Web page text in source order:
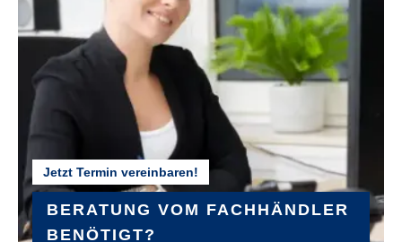
Jetzt Termin vereinbaren!
BERATUNG VOM FACHHÄNDLER
BENÖTIGT?